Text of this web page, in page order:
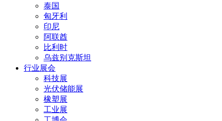
泰国
匈牙利
印尼
阿联酋
比利时
乌兹别克斯坦
行业展会
科技展
光伏储能展
橡塑展
工业展